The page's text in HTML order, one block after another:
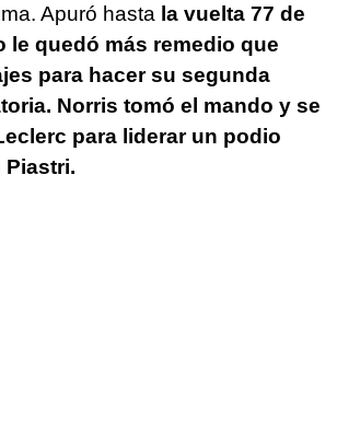
Apuró hasta la vuelta 77 de
le quedó más remedio que
para hacer su segunda
Norris tomó el mando y se
para liderar un podio
Piastri.